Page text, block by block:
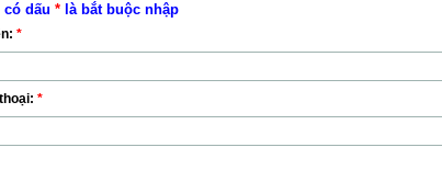
dấu * là bắt buộc nhập
*
*